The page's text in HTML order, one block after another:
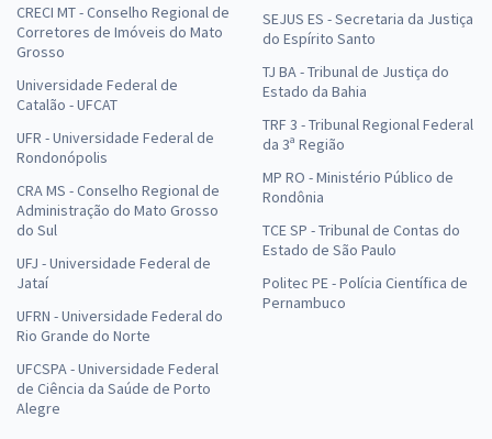
CRECI MT - Conselho Regional de
Corretores de Imóveis do Mato
Grosso
Universidade Federal de
Catalão - UFCAT
UFR - Universidade Federal de
Rondonópolis
CRA MS - Conselho Regional de
Administração do Mato Grosso
do Sul
UFJ - Universidade Federal de
Jataí
UFRN - Universidade Federal do
Rio Grande do Norte
UFCSPA - Universidade Federal
de Ciência da Saúde de Porto
Alegre
SEJUS ES - Secretaria da Justiça
do Espírito Santo
TJ BA - Tribunal de Justiça do
Estado da Bahia
TRF 3 - Tribunal Regional Federal
da 3ª Região
MP RO - Ministério Público de
Rondônia
TCE SP - Tribunal de Contas do
Estado de São Paulo
Politec PE - Polícia Científica de
Pernambuco